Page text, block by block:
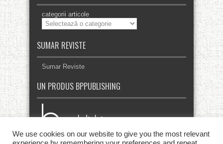
categorii articole
SUMAR REVISTE
Sumar Reviste
UN PRODUS BPPUBLISHING
We use cookies on our website to give you the most relevant